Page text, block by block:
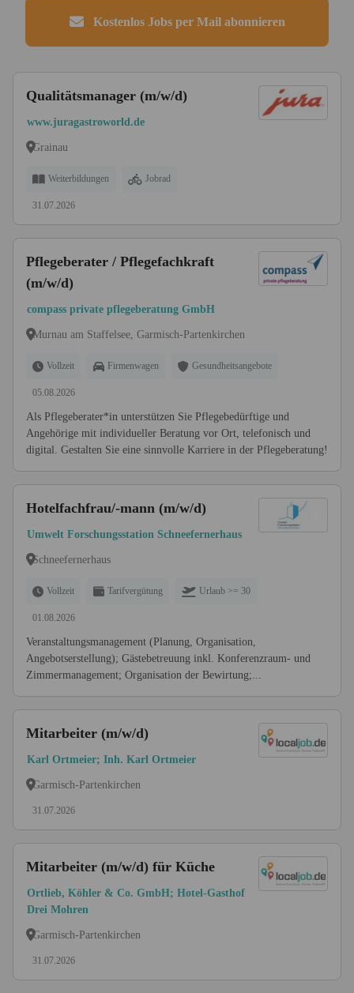
Kostenlos Jobs per Mail abonnieren
Qualitätsmanager (m/w/d)
www.juragastroworld.de
Grainau
Weiterbildungen Jobrad
31.07.2026
Pflegeberater / Pflegefachkraft
(m/w/d)
compass private pflegeberatung GmbH
Murnau am Staffelsee, Garmisch-Partenkirchen
Vollzeit Firmenwagen Gesundheitsangebote
05.08.2026
Als Pflegeberater*in unterstützen Sie Pflegebedürftige und
Angehörige mit individueller Beratung vor Ort, telefonisch und
digital. Gestalten Sie eine sinnvolle Karriere in der Pflegeberatung!
Hotelfachfrau/-mann (m/w/d)
Umwelt Forschungsstation Schneefernerhaus
Schneefernerhaus
Vollzeit Tarifvergütung Urlaub >= 30
01.08.2026
Veranstaltungsmanagement (Planung, Organisation,
Angebotserstellung); Gästebetreuung inkl. Konferenzraum- und
Zimmermanagement; Organisation der Bewirtung;...
Mitarbeiter (m/w/d)
Karl Ortmeier; Inh. Karl Ortmeier
Garmisch-Partenkirchen
31.07.2026
Mitarbeiter (m/w/d) für Küche
Ortlieb, Köhler & Co. GmbH; Hotel-Gasthof
Drei Mohren
Garmisch-Partenkirchen
31.07.2026